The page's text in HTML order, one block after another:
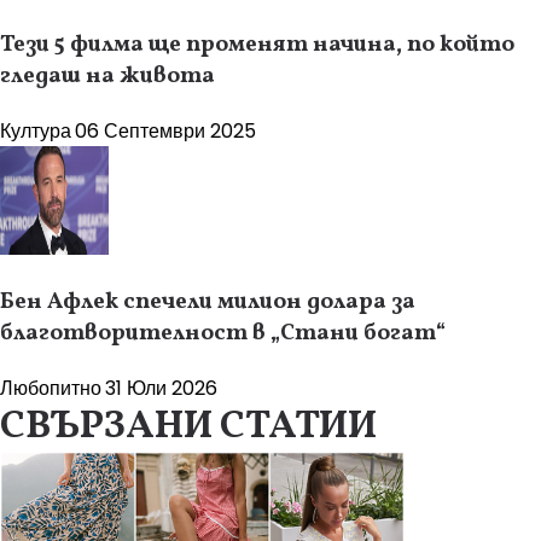
Тези 5 филма ще променят начина, по който
гледаш на живота
Култура06 Септември 2025
Бен Афлек спечели милион долара за
благотворителност в „Стани богат“
Любопитно31 Юли 2026
СВЪРЗАНИ СТАТИИ